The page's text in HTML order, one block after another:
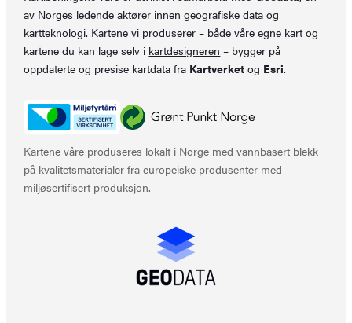
av Norges ledende aktører innen geografiske data og
kartteknologi. Kartene vi produserer – både våre egne kart og
kartene du kan lage selv i kartdesigneren – bygger på
oppdaterte og presise kartdata fra Kartverket og Esri.
Kartene våre produseres lokalt i Norge med vannbasert blekk
på kvalitetsmaterialer fra europeiske produsenter med
miljøsertifisert produksjon.